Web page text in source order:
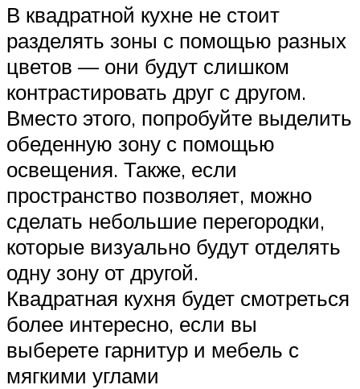
В квадратной кухне не стоит
разделять зоны с помощью разных
цветов — они будут слишком
контрастировать друг с другом.
Вместо этого, попробуйте выделить
обеденную зону с помощью
освещения. Также, если
пространство позволяет, можно
сделать небольшие перегородки,
которые визуально будут отделять
одну зону от другой.
Квадратная кухня будет смотреться
более интересно, если вы
выберете гарнитур и мебель с
мягкими углами